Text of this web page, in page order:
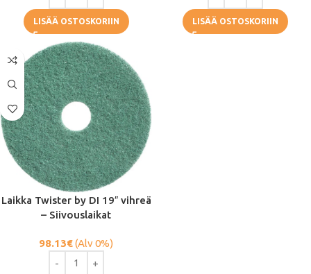
LISÄÄ OSTOSKORIIN LISÄÄ OSTOSKORIIN
Laikka Twister by DI 19″ vihreä
– Siivouslaikat
98.13€(Alv 0%)